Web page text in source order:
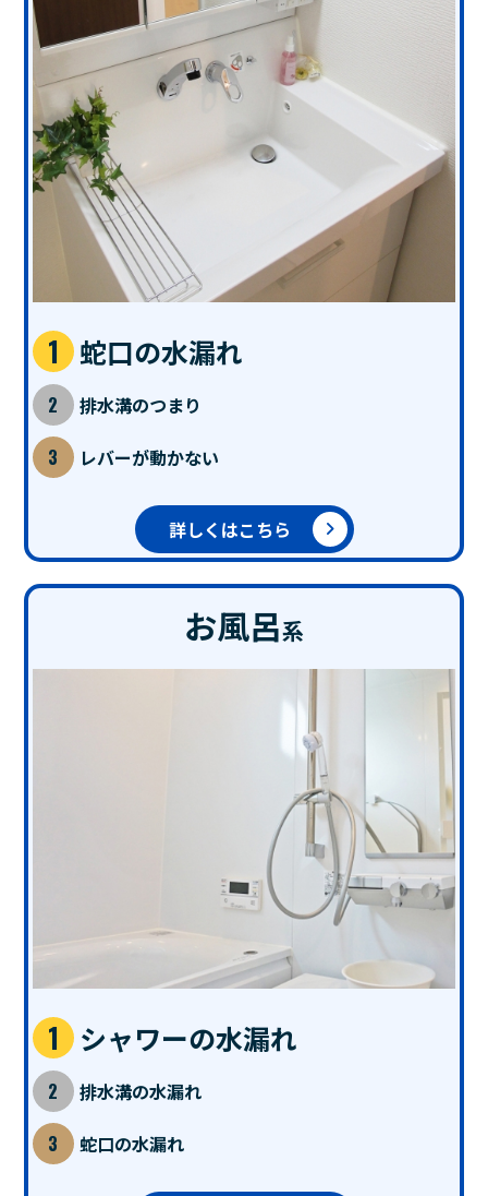
蛇口の水漏れ
排水溝のつまり
レバーが動かない
詳しくはこちら
お風呂系
シャワーの水漏れ
排水溝の水漏れ
蛇口の水漏れ